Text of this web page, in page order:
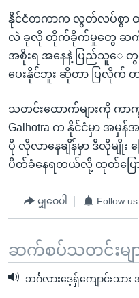
နိုင်ငံတကာက လွတ်လပ်စွာ
လဲ ခုလို တိုက်ခိုက်မှုတွေ ဆက်ဖ
အစိုးရ အနေနဲ့ ပြည်သူေ တွ
ပေးနိုင်ဘူး ဆိုတာ ပြလိုက်
သတင်းထောက်များကို ကာ
Galhotra က နိုင်ငံမှာ အ
ပို လိုလာနေချိန်မှာ ဒီလိုမျိုး
ပိတ်ခံနေရတယ်လို့ ထုတ်ပြေ
မျှဝေပါ Follow us
ဆက်စပ်သတင်းမျာ
ဘင်္ဂလားဒေ့ရှ်ကျောင်းသာ